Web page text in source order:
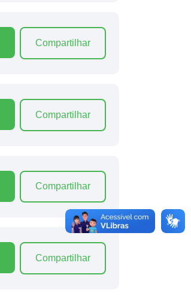
Compartilhar
Compartilhar
Compartilhar
Compartilhar